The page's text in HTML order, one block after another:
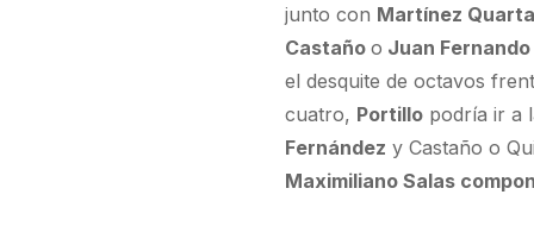
junto con Martínez
Castañoo Juan
el desquite de octavos
cuatro, Portillo podría ir a
Fernández y Castaño o
Maximiliano Salas